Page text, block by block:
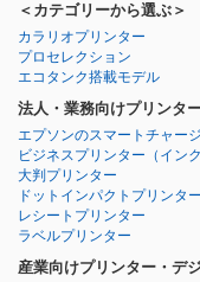
＜カテゴリーから選ぶ＞
カラリオプリンター
プロセレクション
エコタンク搭載モデル
法人・業務向けプリンタ
エプソンのスマートチャージ
ビジネスプリンター （イン
大判プリンター
ドットインパクトプリンター
レシートプリンター
ラベルプリンター
産業向けプリンター・デ